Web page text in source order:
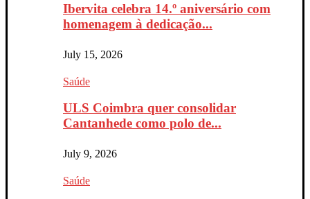
Ibervita celebra 14.º aniversário com
homenagem à dedicação...
July 15, 2026
Saúde
ULS Coimbra quer consolidar
Cantanhede como polo de...
July 9, 2026
Saúde